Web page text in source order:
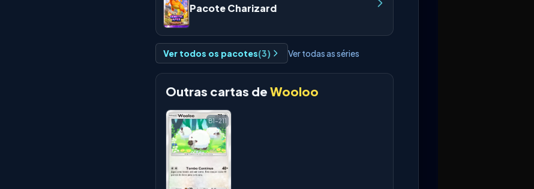
Pacote Charizard
Ver todos os pacotes(3) Ver todas as séries
Outras cartas de Wooloo
B1-211